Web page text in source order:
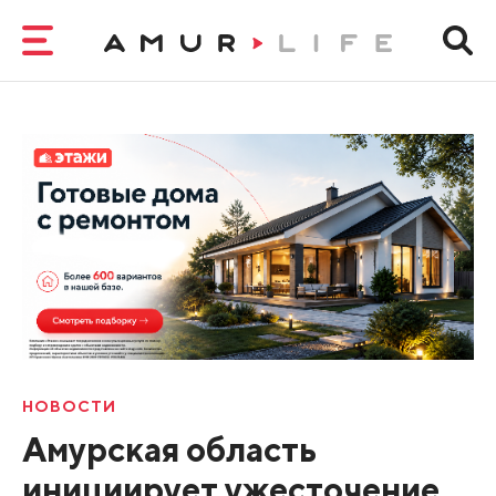
НОВОСТИ
Амурская область